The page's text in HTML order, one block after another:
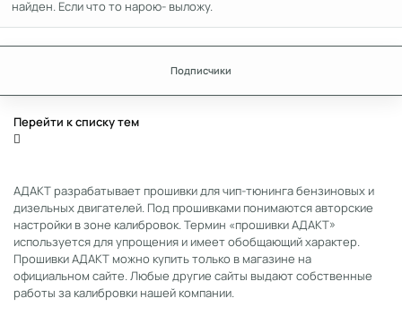
найден. Если что то нарою- выложу.
Подписчики
Перейти к списку тем
АДАКТ разрабатывает прошивки для чип-тюнинга бензиновых и
дизельных двигателей. Под прошивками понимаются авторские
настройки в зоне калибровок. Термин «прошивки АДАКТ»
используется для упрощения и имеет обобщающий характер.
Прошивки АДАКТ можно купить только в магазине на
официальном сайте. Любые другие сайты выдают собственные
работы за калибровки нашей компании.